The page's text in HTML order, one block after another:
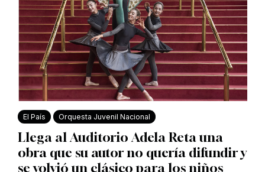
El País Orquesta Juvenil Nacional
Llega al Auditorio Adela Reta una
obra que su autor no quería difundir y
se volvió un clásico para los niños